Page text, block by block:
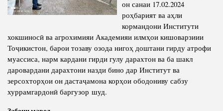
Салоҳият
Китобҳо
Мақолаҳо
Хадамоти матбуот
Сохтори Институт
Таърихи роҳбарон
он санаи 17.02.2024
роҳбарият ва аҳли
кормандони Институти
хокшиносӣ ва агрохимияи Академияи илмҳои кишоварзиии
Тоҷикистон, барои тозаву озода нигоҳ доштани гирду атрофи
муассиса, нарм кардани гирди гулу дарахтон ва ба шакл
даровардани дарахтони назди бино дар Институт ва
зерсохторҳои он дастаҷамона корҳои ободониву сабзу
хуррамгардонӣ баргузор шуд.